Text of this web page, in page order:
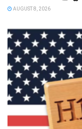
AUGUST 8, 2026